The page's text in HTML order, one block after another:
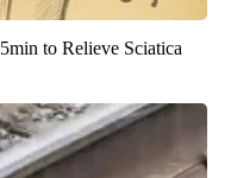
to Relieve Sciatica